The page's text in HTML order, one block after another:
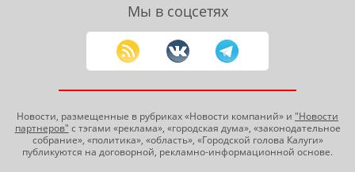
Мы в соцсетях
Новости, размещенные в рубриках «Новости компаний» и "Новости
партнеров" с тэгами «реклама», «городская дума», «законодательное
собрание», «политика», «область», «Городской голова Калуги»
публикуются на договорной, рекламно-информационной основе.